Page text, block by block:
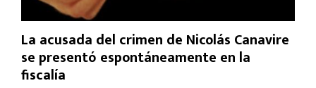
La acusada del crimen de Nicolás Canavire
se presentó espontáneamente en la
fiscalía